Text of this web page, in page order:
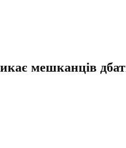
мешканців